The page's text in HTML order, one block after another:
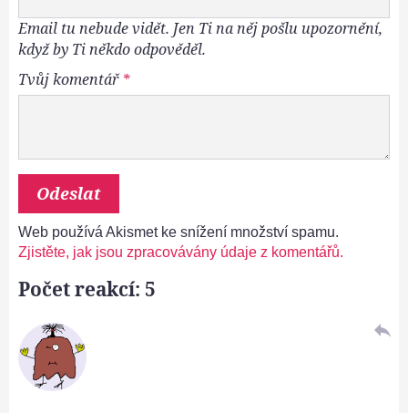
Email tu nebude vidět. Jen Ti na něj pošlu upozornění,
když by Ti někdo odpověděl.
Tvůj komentář*
Web používá Akismet ke snížení množství spamu.
Zjistěte, jak jsou zpracovávány údaje z komentářů.
Počet reakcí: 5
reply